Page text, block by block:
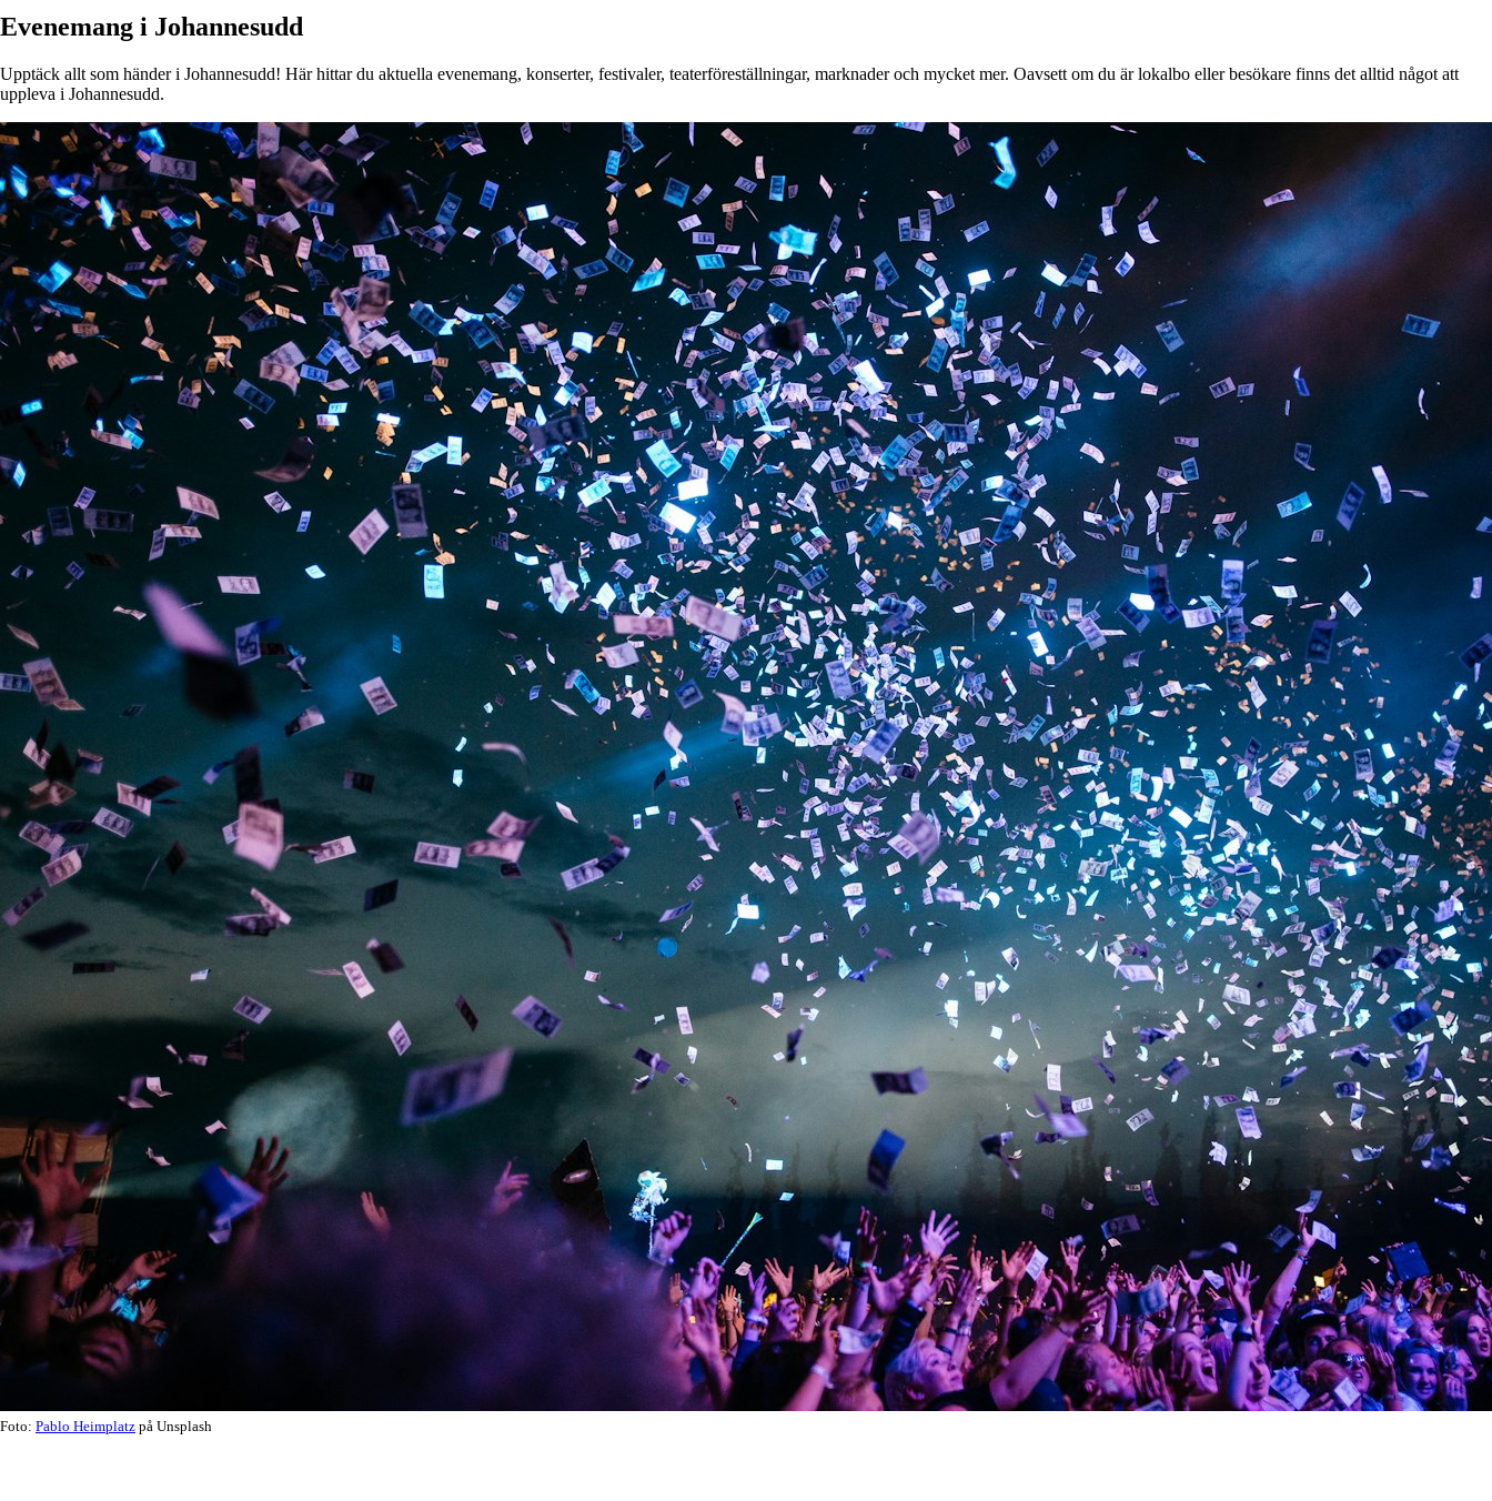
Evenemang i Johannesudd
Upptäck allt som händer i Johannesudd! Här hittar du aktuella evenemang, konserter, festivaler, teaterföreställningar, marknader och mycket mer. Oavsett om du är lokalbo eller besökare finns det alltid något att
uppleva i Johannesudd.
Foto: Pablo Heimplatz på Unsplash